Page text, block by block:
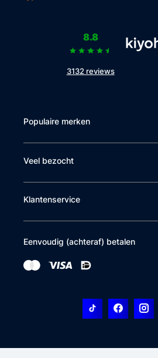
8.8
3132 reviews
Populaire merken
Veel bezocht
Klantenservice
Eenvoudig (achteraf) betalen